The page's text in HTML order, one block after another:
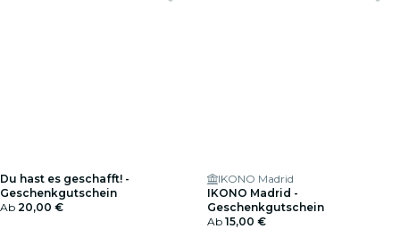
Du hast es geschafft! -
Geschenkgutschein
Ab 20,00 €
IKONO Madrid
IKONO Madrid -
Geschenkgutschein
Ab 15,00 €